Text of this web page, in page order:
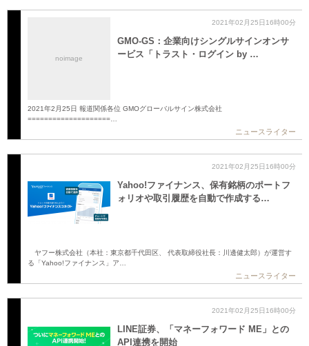
noimage
2021年02月25日16時00分
GMO-GS：企業向けシングルサインオンサ
ービス「トラスト・ログイン by …
2021年2月25日 報道関係各位 GMOグローバルサイン株式会社
====================…
ニュースライター
2021年02月25日16時00分
Yahoo!ファイナンス、保有銘柄のポートフ
ォリオや取引履歴を自動で作成する…
ヤフー株式会社（本社：東京都千代田区、 代表取締役社長：川邊健太郎）が運営す
る「Yahoo!ファイナンス」ア…
ニュースライター
2021年02月25日16時00分
LINE証券、「マネーフォワード ME」との
API連携を開始